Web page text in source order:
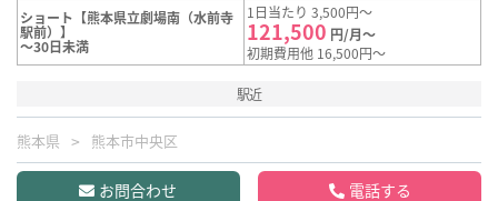
ショート【熊本県立劇場南（水前寺
駅前）】
～30日未満
1日当たり 3,500円～
121,500 円/月～
初期費用他 16,500円～
駅近
熊本県 熊本市中央区
お問合わせ 電話する